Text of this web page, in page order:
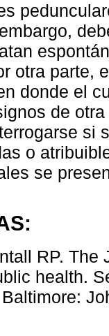
otra parte,
donde el
de
si
o
se
RP.
health.